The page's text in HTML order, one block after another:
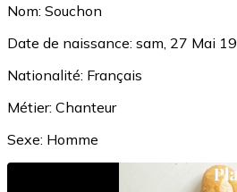
Nom: Souchon
Date de naissance: sam, 27 Mai
Nationalité: Français
Métier: Chanteur
Sexe: Homme